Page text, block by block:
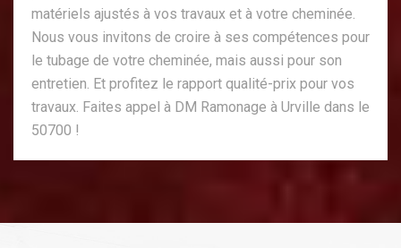
matériels ajustés à vos travaux et à votre cheminée.
Nous vous invitons de croire à ses compétences pour
le tubage de votre cheminée, mais aussi pour son
entretien. Et profitez le rapport qualité-prix pour vos
travaux. Faites appel à DM Ramonage à Urville dans le
50700 !